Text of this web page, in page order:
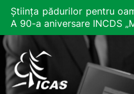
Știința pădurilor pentru
A 90-a aniversare INCDS